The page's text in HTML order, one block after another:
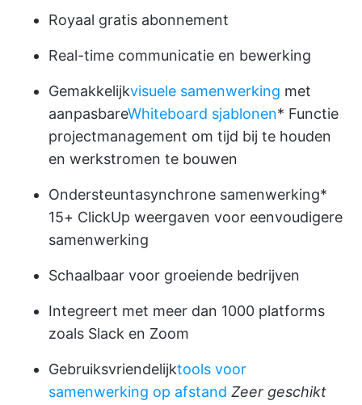
Royaal gratis abonnement
Real-time communicatie en bewerking
Gemakkelijkvisuele samenwerking met
aanpasbareWhiteboard sjablonen* Functie
projectmanagement om tijd bij te houden
en werkstromen te bouwen
Ondersteuntasynchrone samenwerking*
15+ ClickUp weergaven voor eenvoudigere
samenwerking
Schaalbaar voor groeiende bedrijven
Integreert met meer dan 1000 platforms
zoals Slack en Zoom
Gebruiksvriendelijktools voor
samenwerking op afstand Zeer geschikt